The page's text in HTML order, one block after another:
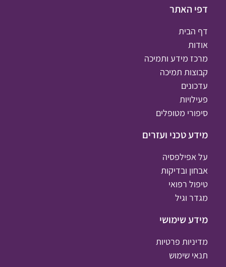
דפי האתר
דף הבית
אודות
מרכז מידע ותמיכה
קבוצות תמיכה
עדכונים
פעילויות
סיפורי מטופלים
מידע טכני ועזרים
על אפילפסיה
אבחון ובדיקות
טיפול רפואי
מגדר וגיל
מידע שימושי
מדיניות פרטיות
תנאי שימוש